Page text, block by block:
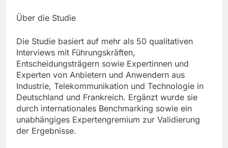
Über die Studie
Die Studie basiert auf mehr als 50 qualitativen
Interviews mit Führungskräften,
Entscheidungsträgern sowie Expertinnen und
Experten von Anbietern und Anwendern aus
Industrie, Telekommunikation und Technologie in
Deutschland und Frankreich. Ergänzt wurde sie
durch internationales Benchmarking sowie ein
unabhängiges Expertengremium zur Validierung
der Ergebnisse.